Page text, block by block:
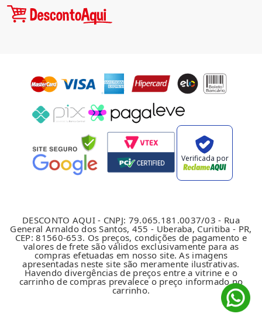
Verificada por
DESCONTO AQUI - CNPJ: 79.065.181.0037/03 - Rua
General Arnaldo dos Santos, 455 - Uberaba, Curitiba - PR,
CEP: 81560-653. Os preços, condições de pagamento e
valores de frete são válidos exclusivamente para as
compras efetuadas em nosso site. As imagens
apresentadas neste site são meramente ilustrativas.
Havendo divergências de preços entre a vitrine e o
carrinho de compras prevalece o preço informado no
carrinho.